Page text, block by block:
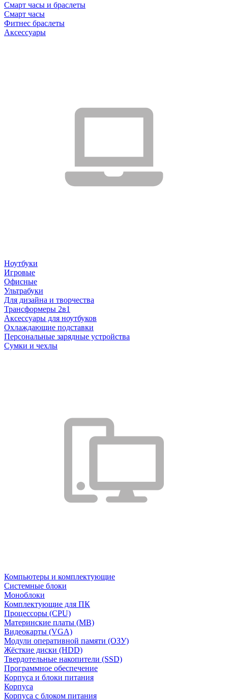
Смарт часы и браслеты
Смарт часы
Фитнес браслеты
Аксессуары
Ноутбуки
Игровые
Офисные
Ультрабуки
Для дизайна и творчества
Трансформеры 2в1
Аксессуары для ноутбуков
Охлаждающие подставки
Персональные зарядные устройства
Сумки и чехлы
Компьютеры и комплектующие
Системные блоки
Моноблоки
Комплектующие для ПК
Процессоры (CPU)
Материнские платы (MB)
Видеокарты (VGA)
Модули оперативной памяти (ОЗУ)
Жёсткие диски (HDD)
Твердотельные накопители (SSD)
Программное обеспечение
Корпуса и блоки питания
Корпуса
Корпуса с блоком питания